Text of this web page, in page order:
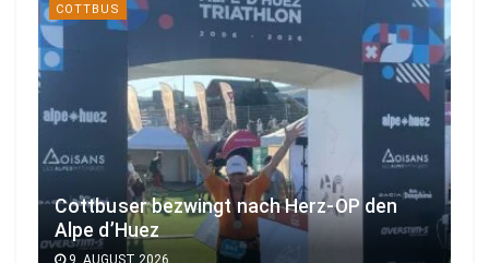
COTTBUS
Cottbuser bezwingt nach Herz-OP den
Alpe d’Huez
9. AUGUST 2026